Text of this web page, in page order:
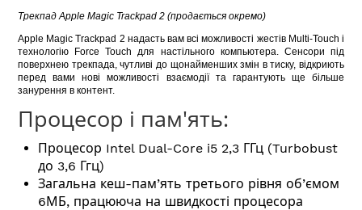
Трекпад Apple Magic Trackpad 2 (продається окремо)
Apple Magic Trackpad 2 надасть вам всі можливості жестів Multi-Touch і
технологію Force Touch для настільного компьютера. Сенсори під
поверхнею трекпада, чутливі до щонайменших змін в тиску, відкриють
перед вами нові можливості взаємодії та гарантують ще більше
занурення в контент.
Процесор і пам'ять:
Процесор Intel Dual-Core i5 2,3 ГГц (Turbobust
до 3,6 Ггц)
Загальна кеш-пам’ять третього рівня об’ємом
6МБ, працююча на швидкості процесора